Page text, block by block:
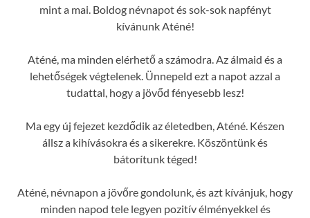
mint a mai. Boldog névnapot és sok-sok napfényt
kívánunk Aténé!
Aténé, ma minden elérhető a számodra. Az álmaid és a
lehetőségek végtelenek. Ünnepeld ezt a napot azzal a
tudattal, hogy a jövőd fényesebb lesz!
Ma egy új fejezet kezdődik az életedben, Aténé. Készen
állsz a kihívásokra és a sikerekre. Köszöntünk és
bátorítunk téged!
Aténé, névnapon a jövőre gondolunk, és azt kívánjuk, hogy
minden napod tele legyen pozitív élményekkel és